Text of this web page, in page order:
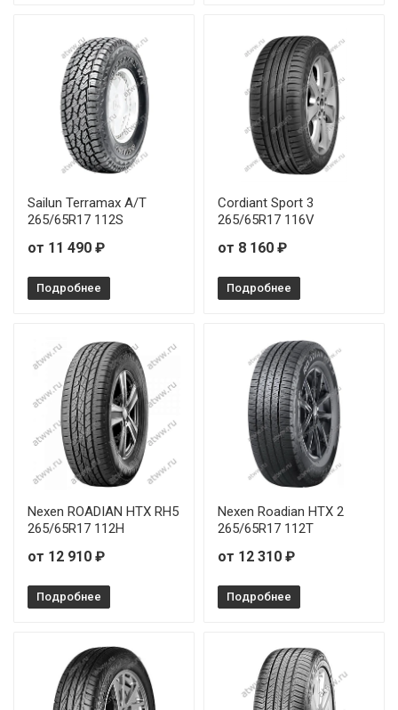
Sailun Terramax A/T
265/65R17 112S
от 11 490 ₽
Подробнее
Cordiant Sport 3
265/65R17 116V
от 8 160 ₽
Подробнее
Nexen ROADIAN HTX RH5
265/65R17 112H
от 12 910 ₽
Подробнее
Nexen Roadian HTX 2
265/65R17 112T
от 12 310 ₽
Подробнее